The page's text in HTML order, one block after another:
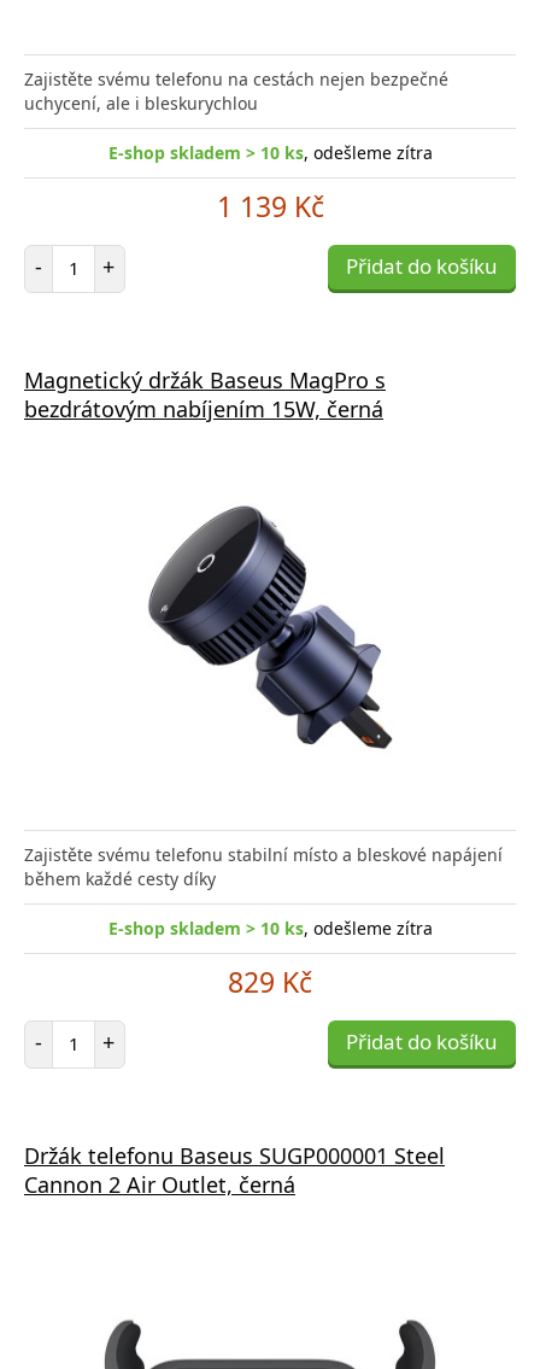
Zajistěte svému telefonu na cestách nejen bezpečné
uchycení, ale i bleskurychlou
E-shop skladem > 10 ks, odešleme zítra
1 139 Kč
- Počet položek
+ Přidat do košíku
Magnetický držák Baseus MagPro s
bezdrátovým nabíjením 15W, černá
Zajistěte svému telefonu stabilní místo a bleskové napájení
během každé cesty díky
E-shop skladem > 10 ks, odešleme zítra
829 Kč
- Počet položek
+ Přidat do košíku
Držák telefonu Baseus SUGP000001 Steel
Cannon 2 Air Outlet, černá